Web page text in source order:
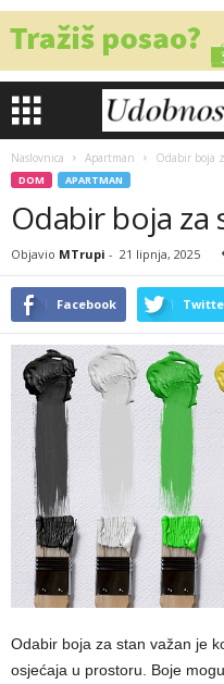
Naslovnica Apartman Odabir boja
DOM APARTMAN
Odabir boja za
Objavio MTrupi - 21 lipnja, 2025
Facebook
Odabir boja za stan važan je
osjećaja u prostoru. Boje